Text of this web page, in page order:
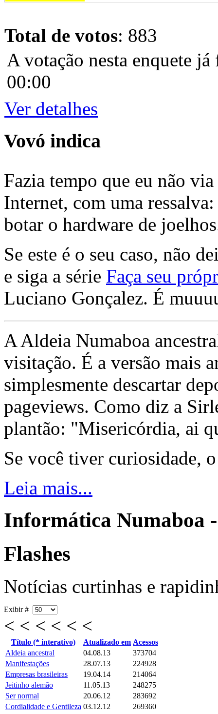
Total de votos: 883
A votação nesta enquete
00:00
Ver detalhes
Vovó indica
Fazia tempo que eu não
Internet, com uma
botar o hardware de
Se este é o seu caso, não
e siga a série Faça seu
Luciano Gonçalez. É
A Aldeia Numaboa
visitação. É a versão mais
simplesmente descartar
pageviews. Como diz a
plantão: "Misericórdia, ai
Se você tiver curiosidade,
Leia mais...
Informática Numaboa
Flashes
Notícias curtinhas e
Exibir #
< < < < < <
Título (* interativo) Atualizado em Acessos
Aldeia ancestral
04.08.13
373704
Manifestações
28.07.13
224928
Empresas brasileiras
19.04.14
214064
Jeitinho alemão
11.05.13
248275
Ser normal
20.06.12
283692
Cordialidade e Gentileza 03.12.12 269360